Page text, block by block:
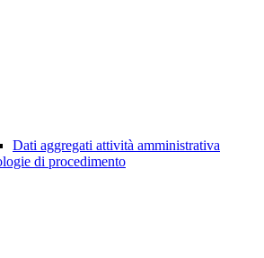
Dati aggregati attività amministrativa
di procedimento